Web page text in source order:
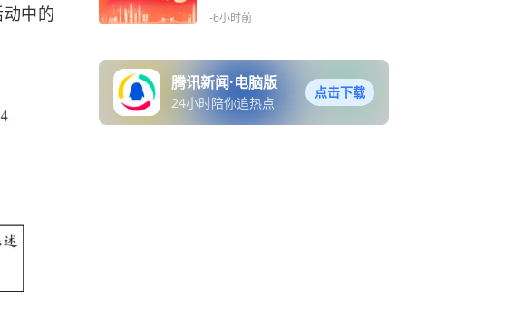
中的
-6小时前
腾讯新闻·电脑版
24小时陪你追热点
点击下载